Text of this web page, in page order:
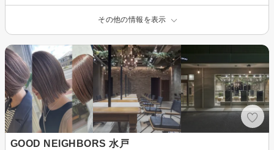
その他の情報を表示
GOOD NEIGHBORS 水戸